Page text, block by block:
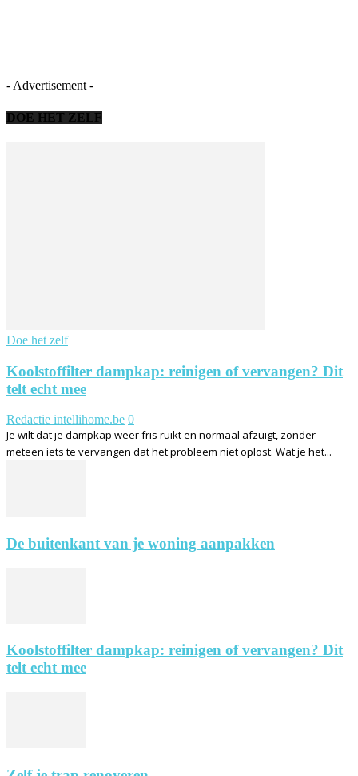
- Advertisement -
DOE HET ZELF
Doe het zelf
Koolstoffilter dampkap: reinigen of vervangen? Dit
telt echt mee
Redactie intellihome.be 0
Je wilt dat je dampkap weer fris ruikt en normaal afzuigt, zonder
meteen iets te vervangen dat het probleem niet oplost. Wat je het...
De buitenkant van je woning aanpakken
Koolstoffilter dampkap: reinigen of vervangen? Dit
telt echt mee